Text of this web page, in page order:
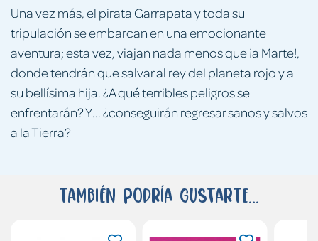
Una vez más, el pirata Garrapata y toda su
tripulación se embarcan en una emocionante
aventura; esta vez, viajan nada menos que ¡a Marte!,
donde tendrán que salvar al rey del planeta rojo y a
su bellísima hija. ¿A qué terribles peligros se
enfrentarán? Y... ¿conseguirán regresar sanos y salvos
a la Tierra?
También podría gustarte...